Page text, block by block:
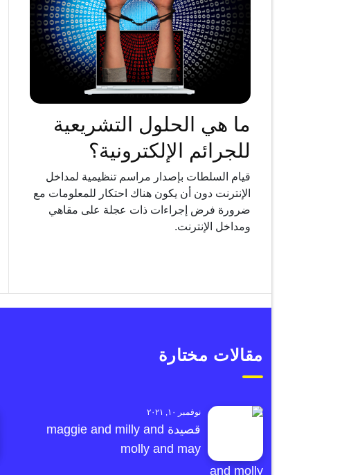
ما هي الحلول التشريعية
للجرائم الإلكترونية؟
قيام السلطات بإصدار مراسم تنظيمية لمداخل
الإنترنت دون أن يكون هناك احتكار للمعلومات مع
ضرورة فرض إجراءات ذات عجلة على مقاهي
ومداخل الإنترنت.
مقالات مختارة
نوفمبر ١٠, ٢٠٢١
قصيدة maggie and milly and
molly and may